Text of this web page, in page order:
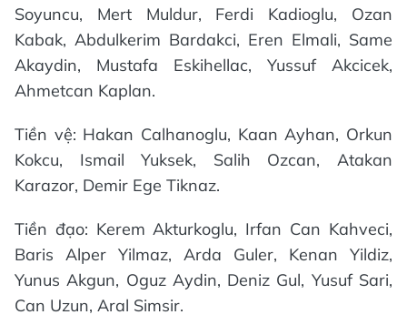
Soyuncu, Mert Muldur, Ferdi Kadioglu, Ozan
Kabak, Abdulkerim Bardakci, Eren Elmali, Same
Akaydin, Mustafa Eskihellac, Yussuf Akcicek,
Ahmetcan Kaplan.
Tiền vệ: Hakan Calhanoglu, Kaan Ayhan, Orkun
Kokcu, Ismail Yuksek, Salih Ozcan, Atakan
Karazor, Demir Ege Tiknaz.
Tiền đạo: Kerem Akturkoglu, Irfan Can Kahveci,
Baris Alper Yilmaz, Arda Guler, Kenan Yildiz,
Yunus Akgun, Oguz Aydin, Deniz Gul, Yusuf Sari,
Can Uzun, Aral Simsir.